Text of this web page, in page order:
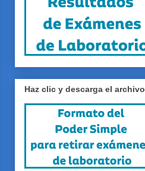
Haz clic y descarga el archivo